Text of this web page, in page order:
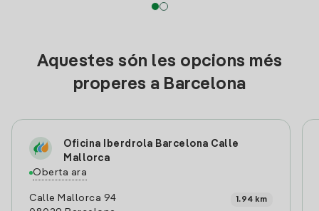
Aquestes són les opcions més
properes a Barcelona
Oficina Iberdrola Barcelona Calle
Mallorca
Oberta ara
Calle Mallorca 94
1.94 km